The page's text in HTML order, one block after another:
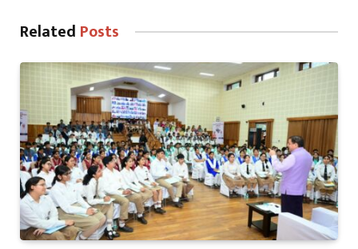
Related Posts